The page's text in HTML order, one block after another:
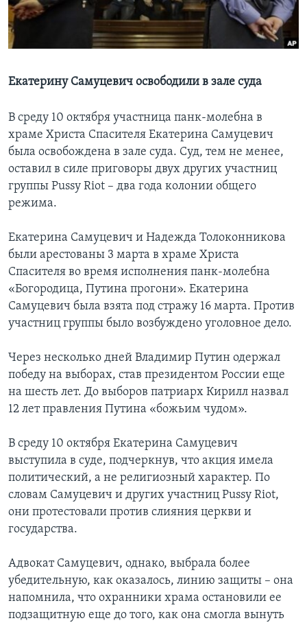
Learning English
Языки
Екатерину Самуцевич освободили в зале суда
В среду 10 октября участница панк-молебна в
храме Христа Спасителя Екатерина Самуцевич
была освобождена в зале суда. Cуд, тем не менее,
оставил в силе приговоры двух других участниц
группы Pussy Riot – два года колонии общего
режима.
Екатерина Самуцевич и Надежда Толоконникова
были арестованы 3 марта в храме Христа
Спасителя во время исполнения панк-молебна
«Богородица, Путина прогони». Екатерина
Самуцевич была взята под стражу 16 марта. Против
участниц группы было возбуждено уголовное дело.
Через несколько дней Владимир Путин одержал
победу на выборах, став президентом России еще
на шесть лет. До выборов патриарх Кирилл назвал
12 лет правления Путина «божьим чудом».
В среду 10 октября Екатерина Самуцевич
выступила в суде, подчеркнув, что акция имела
политический, а не религиозный характер. По
словам Самуцевич и других участниц Pussy Riot,
они протестовали против слияния церкви и
государства.
Адвокат Самуцевич, однако, выбрала более
убедительную, как оказалось, линию защиты – она
напомнила, что охранники храма остановили ее
подзащитную еще до того, как она смогла вынуть